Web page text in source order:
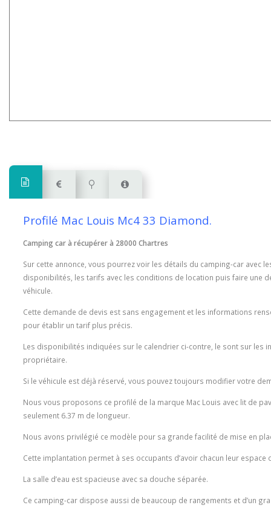
Profilé Mac Louis Mc4 33 Diamond.
Camping car à récupérer à 28000 Chartres
Sur cette annonce, vous pourrez voir les détails du camping-car avec
disponibilités, les tarifs avec les conditions de location puis faire une
véhicule.
Cette demande de devis est sans engagement et les informations
pour établir un tarif plus précis.
Les disponibilités indiquées sur le calendrier ci-contre, le sont sur les
propriétaire.
Si le véhicule est déjà réservé, vous pouvez toujours modifier votre
Nous vous proposons ce profilé de la marque Mac Louis avec lit de
seulement 6.37 m de longueur.
Nous avons privilégié ce modèle pour sa grande facilité de mise en
Cette implantation permet à ses occupants d’avoir chacun leur espace
La salle d’eau est spacieuse avec sa douche séparée.
Ce camping-car dispose aussi de beaucoup de rangements et d’un